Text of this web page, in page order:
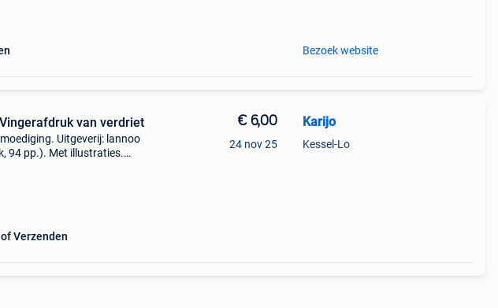
Bezoek website
van verdriet
Uitgeverij: lannoo
94 pp.). Met illustraties.
Verzenden
€ 6,00
24 nov 25
Karijo
Kessel-Lo